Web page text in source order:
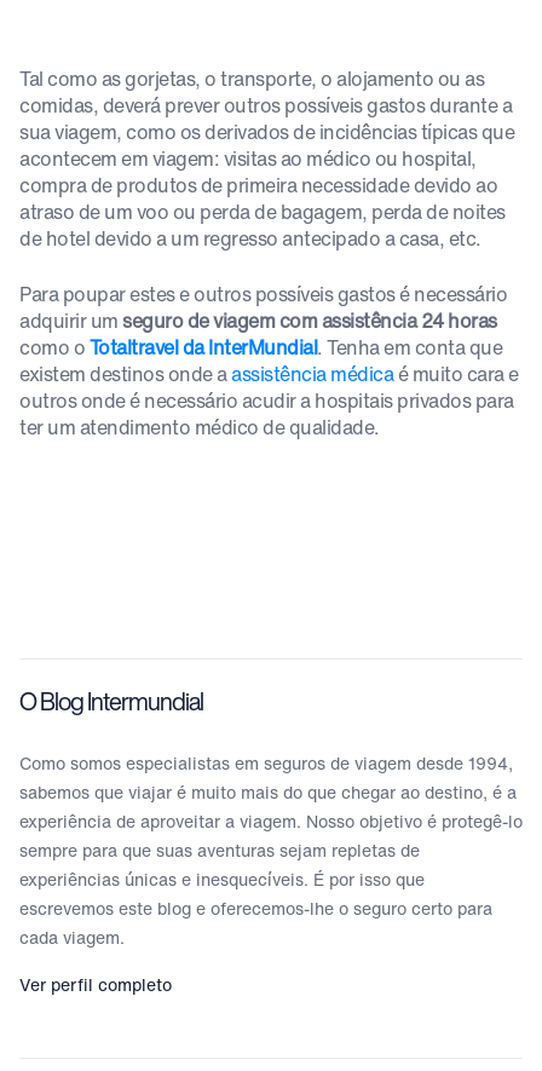
Tal como as gorjetas, o transporte, o alojamento ou as
comidas, deverá prever outros possíveis gastos durante a
sua viagem, como os derivados de incidências típicas que
acontecem em viagem: visitas ao médico ou hospital,
compra de produtos de primeira necessidade devido ao
atraso de um voo ou perda de bagagem, perda de noites
de hotel devido a um regresso antecipado a casa, etc.
Para poupar estes e outros possíveis gastos é necessário
adquirir umseguro de viagem com assistência 24 horas
como oTotaltravel da InterMundial. Tenha em conta que
existem destinos onde aassistência médicaé muito cara e
outros onde é necessário acudir a hospitais privados para
ter um atendimento médico de qualidade.
O Blog Intermundial
Como somos especialistas em seguros de viagem desde 1994,
sabemos que viajar é muito mais do que chegar ao destino, é a
experiência de aproveitar a viagem. Nosso objetivo é protegê-lo
sempre para que suas aventuras sejam repletas de
experiências únicas e inesquecíveis. É por isso que
escrevemos este blog e oferecemos-lhe o seguro certo para
cada viagem.
Ver perfil completo